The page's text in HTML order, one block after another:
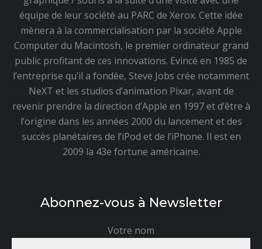
équipe de leur société au PARC de Xerox. Cette idée
mènera à la commercialisation par la société Apple
Computer du Macintosh, le premier ordinateur grand
public profitant de ces innovations. Evincé en 1985 de
l’entreprise qu’il a fondée, Steve Jobs crée notamment
NeXT et les studios d’animation Pixar, avant de
revenir prendre la direction d’Apple en 1997 et d’être à
l’origine dans les années 2000 du lancement et des
succès planétaires de l’iPod et de l’iPhone. Il est en
2009 la 43e fortune américaine.
Abonnez-vous à Newsletter
Votre nom